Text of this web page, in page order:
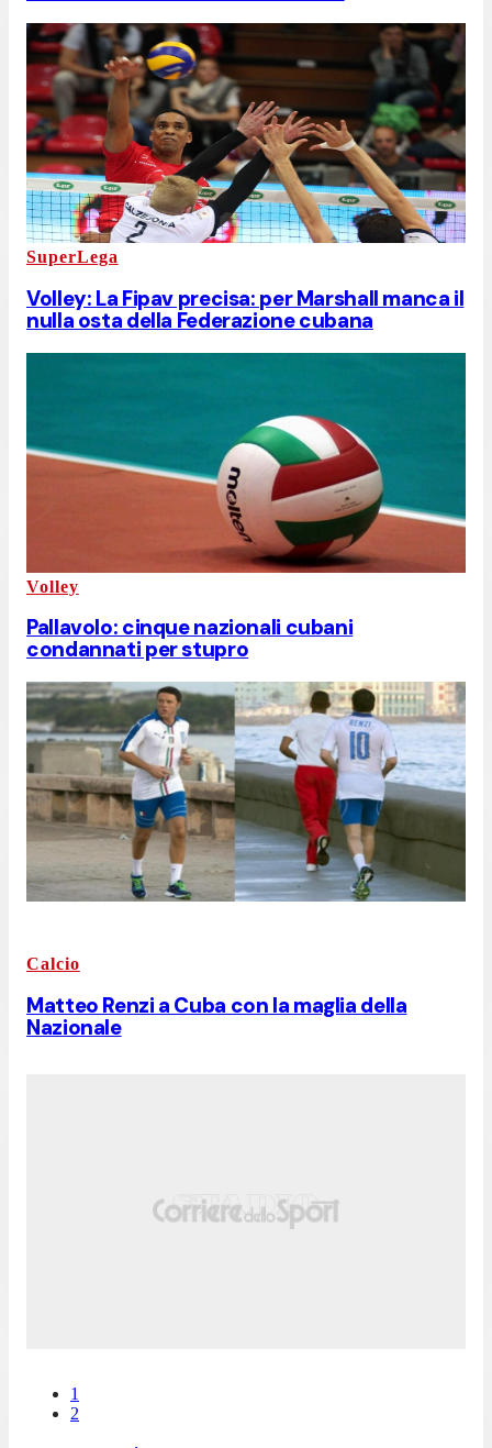
SuperLega
Volley: La Fipav precisa: per Marshall manca il
nulla osta della Federazione cubana
Volley
Pallavolo: cinque nazionali cubani
condannati per stupro
Calcio
Matteo Renzi a Cuba con la maglia della
Nazionale
1
2